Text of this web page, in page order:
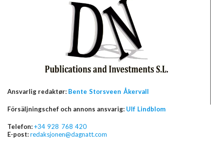
Ansvarlig redaktør: Bente Storsveen Åkervall
Försäljningschef och annons ansvarig: Ulf Lindblom
Telefon:+34 928 768 420
E-post:redaksjonen@dagnatt.com